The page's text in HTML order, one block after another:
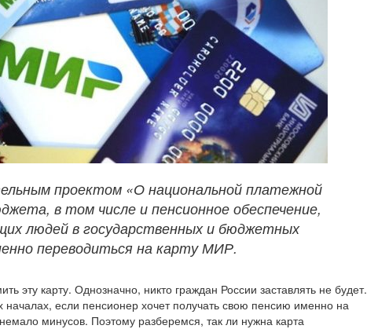
проектом «О национальной платежной
в том числе и пенсионное обеспечение,
людей в государственных и бюджетных
переводиться на карту МИР.
эту карту. Однозначно, никто граждан России заставлять не будет.
если пенсионер хочет получать свою пенсию именно на
минусов. Поэтому разберемся, так ли нужна карта